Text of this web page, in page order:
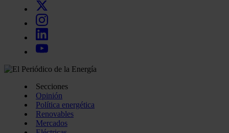
Secciones
Opinión
Política energética
Renovables
Mercados